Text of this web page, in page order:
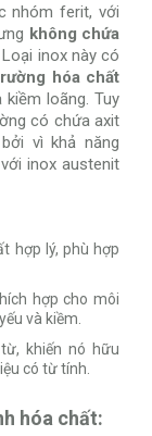
nhóm ferit, với
không chứa
inox này có
hóa chất
loãng. Tuy
có chứa axit
vì khả năng
inox austenit
hợp lý, phù hợp
hợp cho môi
và kiềm.
khiến nó hữu
có từ tính.
hóa chất: